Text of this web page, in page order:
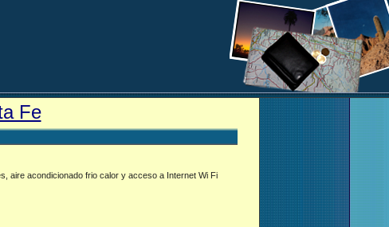
Fe
aire acondicionado frio calor y acceso a Internet Wi Fi